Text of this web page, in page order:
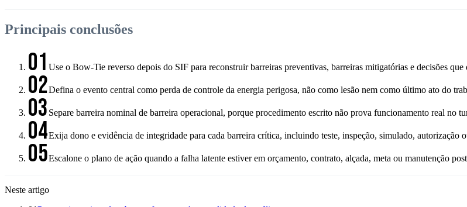
Principais conclusões
01 Use o Bow-Tie reverso depois do SIF para reconstruir barreiras preventivas, barreiras mitigatórias e decisões que
02Defina o evento central como perda de controle da energia perigosa, não como lesão nem como último ato do
03 Separe barreira nominal de barreira operacional, porque procedimento escrito não prova funcionamento real no
04Exija dono e evidência de integridade para cada barreira crítica, incluindo teste, inspeção, simulado, autorização
05Escalone o plano de ação quando a falha latente estiver em orçamento, contrato, alçada, meta ou manutenção
Neste artigo